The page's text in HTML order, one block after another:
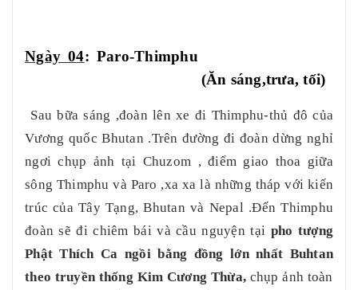
Ngày 04: Paro-Thimphu
(Ăn sáng,trưa, tối)
Sau bữa sáng ,đoàn lên xe đi Thimphu-thủ đô của
Vương quốc Bhutan .Trên đường đi đoàn dừng nghỉ
ngơi chụp ảnh tại Chuzom , điểm giao thoa giữa
sông Thimphu và Paro ,xa xa là những tháp với kiến
trúc của Tây Tạng, Bhutan và Nepal .Đến Thimphu
đoàn sẽ đi chiêm bái và cầu nguyện tại pho tượng
Phật ThíchCa ngồi bằng đồng lớn nhất Buhtan
theo truyền thống Kim Cương Thừa, chụp ảnh toàn